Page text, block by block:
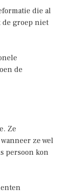
die al
de groep niet
de
Ze
ze wel
persoon kon